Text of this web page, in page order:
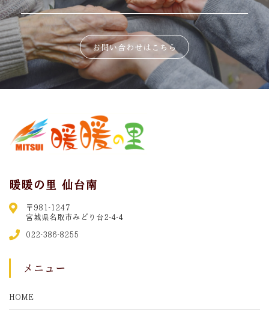
お問い合わせはこちら
暖暖の里 仙台南
〒981-1247
宮城県名取市みどり台2-4-4
022-386-8255
メニュー
HOME